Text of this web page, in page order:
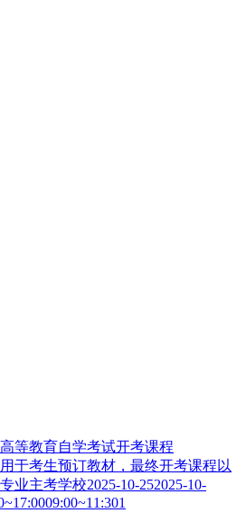
等教育自学考试开考课程
于考生预订教材，最终开考课程以
业主考学校2025-10-252025-10-